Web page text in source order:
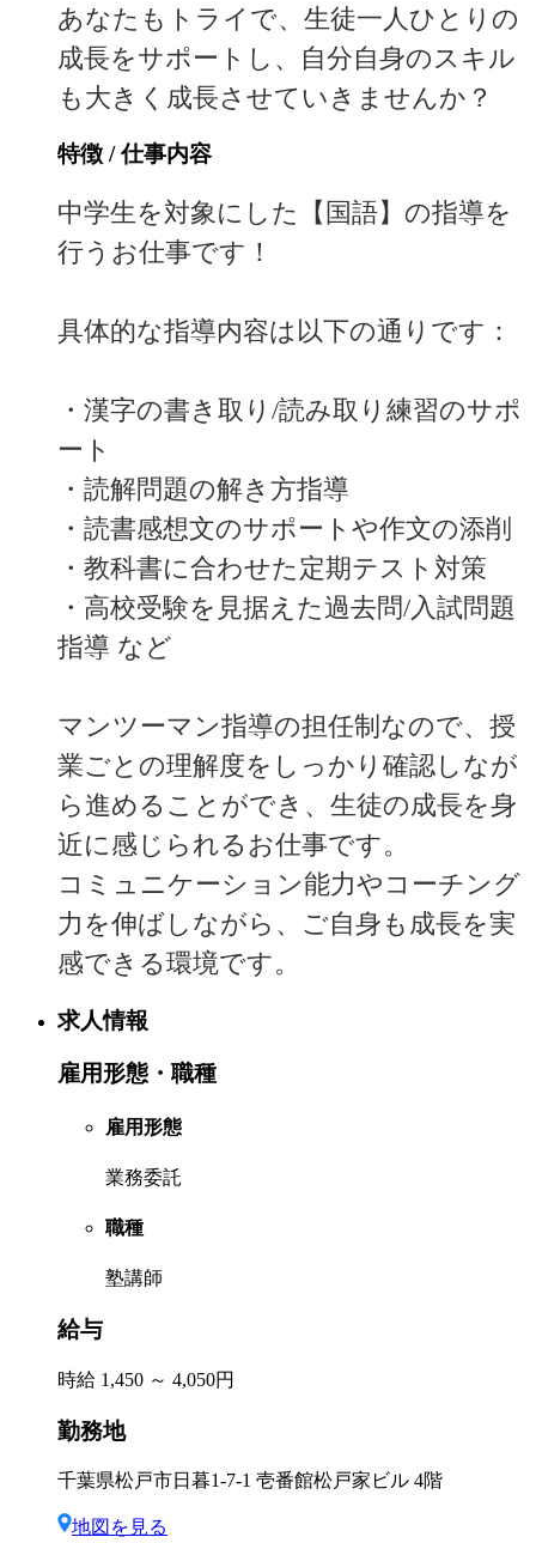
あなたもトライで、生徒一人ひとりの
成長をサポートし、自分自身のスキル
も大きく成長させていきませんか？
特徴 / 仕事内容
中学生を対象にした【国語】の指導を
行うお仕事です！
具体的な指導内容は以下の通りです：
・漢字の書き取り/読み取り練習のサポ
ート
・読解問題の解き方指導
・読書感想文のサポートや作文の添削
・教科書に合わせた定期テスト対策
・高校受験を見据えた過去問/入試問題
指導 など
マンツーマン指導の担任制なので、授
業ごとの理解度をしっかり確認しなが
ら進めることができ、生徒の成長を身
近に感じられるお仕事です。
コミュニケーション能力やコーチング
力を伸ばしながら、ご自身も成長を実
感できる環境です。
求人情報
雇用形態・職種
雇用形態
業務委託
職種
塾講師
給与
時給 1,450 ～ 4,050円
勤務地
千葉県松戸市日暮1-7-1 壱番館松戸家ビル 4階
地図を見る